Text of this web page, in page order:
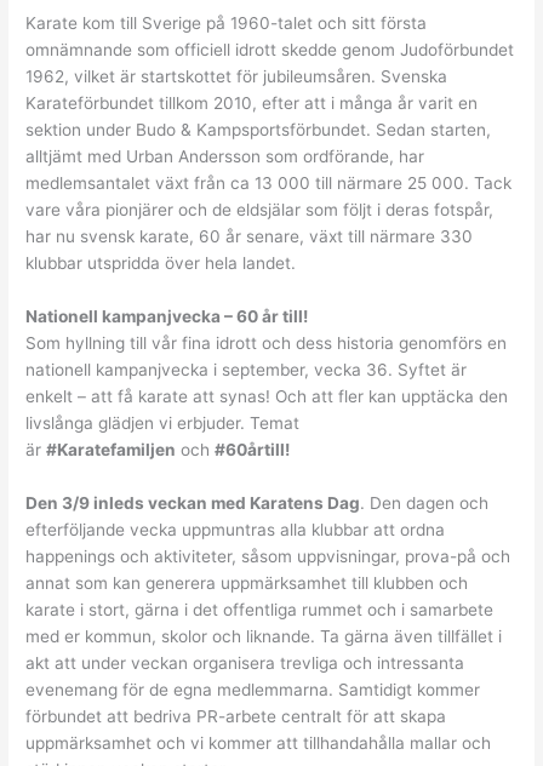
Karate kom till Sverige på 1960-talet och sitt första
omnämnande som officiell idrott skedde genom Judoförbundet
1962, vilket är startskottet för jubileumsåren. Svenska
Karateförbundet tillkom 2010, efter att i många år varit en
sektion under Budo & Kampsportsförbundet. Sedan starten,
alltjämt med Urban Andersson som ordförande, har
medlemsantalet växt från ca 13 000 till närmare 25 000. Tack
vare våra pionjärer och de eldsjälar som följt i deras fotspår,
har nu svensk karate, 60 år senare, växt till närmare 330
klubbar utspridda över hela landet.
Nationell kampanjvecka – 60 år till!
Som hyllning till vår fina idrott och dess historia genomförs en
nationell kampanjvecka i september, vecka 36. Syftet är
enkelt – att få karate att synas! Och att fler kan upptäcka den
livslånga glädjen vi erbjuder. Temat
är#Karatefamiljen och#60årtill!
Den 3/9 inleds veckan med Karatens Dag. Den dagen och
efterföljande vecka uppmuntras alla klubbar att ordna
happenings och aktiviteter, såsom uppvisningar, prova-på och
annat som kan generera uppmärksamhet till klubben och
karate i stort, gärna i det offentliga rummet och i samarbete
med er kommun, skolor och liknande. Ta gärna även tillfället i
akt att under veckan organisera trevliga och intressanta
evenemang för de egna medlemmarna. Samtidigt kommer
förbundet att bedriva PR-arbete centralt för att skapa
uppmärksamhet och vi kommer att tillhandahålla mallar och